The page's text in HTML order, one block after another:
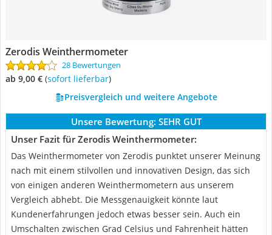
Zerodis Weinthermometer
28 Bewertungen
ab 9,00 € ( Sofort lieferbar)
Preisvergleich und weitere Angebote
Unsere Bewertung: SEHR GUT
Unser Fazit für Zerodis Weinthermometer:
Das Weinthermometer von Zerodis punktet unserer Meinung
nach mit einem stilvollen und innovativen Design, das sich
von einigen anderen Weinthermometern aus unserem
Vergleich abhebt. Die Messgenauigkeit könnte laut
Kundenerfahrungen jedoch etwas besser sein. Auch ein
Umschalten zwischen Grad Celsius und Fahrenheit hätten